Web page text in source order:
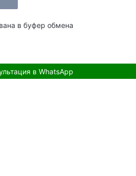
в буфер обмена
в WhatsApp